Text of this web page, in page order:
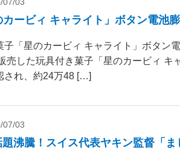
07/03
ービィ キャライト」ボタン電池
子「星のカービィ キャライト」ボタ
売した玩具付き菓子「星のカービィ キ
され、約24万48 […]
07/03
沸騰！スイス代表ヤキン監督「